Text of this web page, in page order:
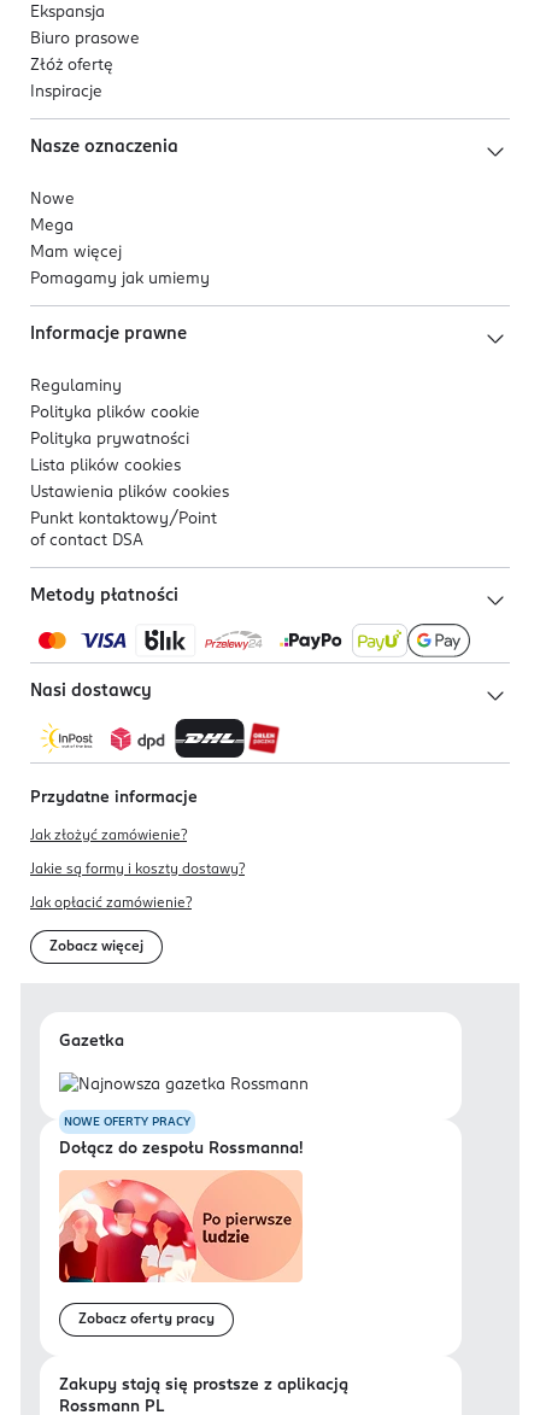
Ekspansja
Biuro prasowe
Złóż ofertę
Inspiracje
Nasze oznaczenia
Nowe
Mega
Mam więcej
Pomagamy jak umiemy
Informacje prawne
Regulaminy
Polityka plików cookie
Polityka prywatności
Lista plików cookies
Ustawienia plików cookies
Punkt kontaktowy/ Point
of contact DSA
Metody płatności
Nasi dostawcy
Przydatne informacje
Jak złożyć zamówienie?
Jakie są formy i koszty dostawy?
Jak opłacić zamówienie?
Zobacz więcej
Gazetka
NOWE OFERTY PRACY
Dołącz do zespołu Rossmanna!
Zobacz oferty pracy
Zakupy stają się prostsze z aplikacją
Rossmann PL